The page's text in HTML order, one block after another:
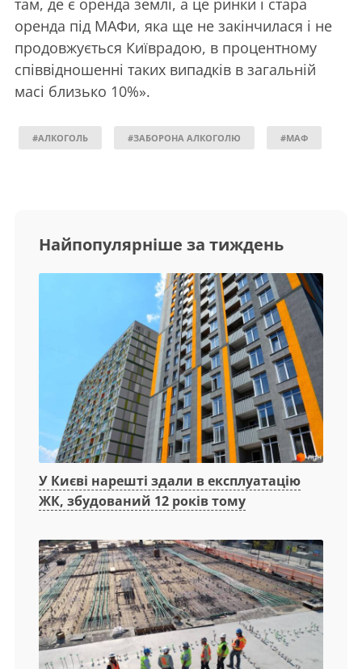
там, де є оренда землі, а це ринки і стара
оренда під МАФи, яка ще не закінчилася і не
продовжується Київрадою, в процентному
співвідношенні таких випадків в загальній
масі близько 10%».
#АЛКОГОЛЬ #ЗАБОРОНА АЛКОГОЛЮ #МАФ
Найпопулярніше за тиждень
У Києві нарешті здали в експлуатацію
ЖК, збудований 12 років тому